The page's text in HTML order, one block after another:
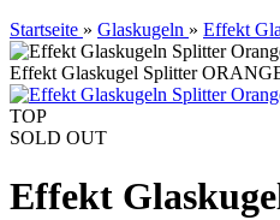
Startseite » Glaskugeln » Effekt
Effekt Glaskugel Splitter
TOP
SOLD OUT
Effekt